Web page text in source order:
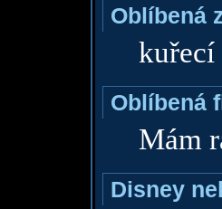
Oblíbená
kuřecí
Oblíbená
Mám
Disney